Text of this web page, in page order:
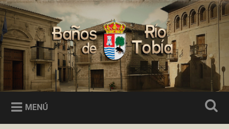
Saltar
al
contenido
Buscar
Baños de Río Tobía
MENÚ